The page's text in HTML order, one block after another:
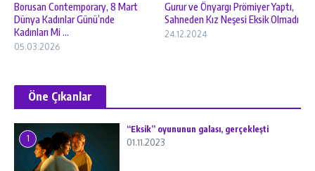
Borusan Contemporary, 8 Mart
Dünya Kadınlar Günü’nde
Kadınları Mi ...
05.03.2026
Gurur ve Önyargı Prömiyer Yaptı,
Sahneden Kız Neşesi Eksik Olmadı
24.12.2024
Öne Çıkanlar
1
“Eksik” oyununun galası, gerçekleşti
01.11.2023